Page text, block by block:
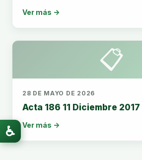
Ver más →
📋
28 DE MAYO DE 2026
Acta 186 11 Diciembre 2017
Ver más →
♿